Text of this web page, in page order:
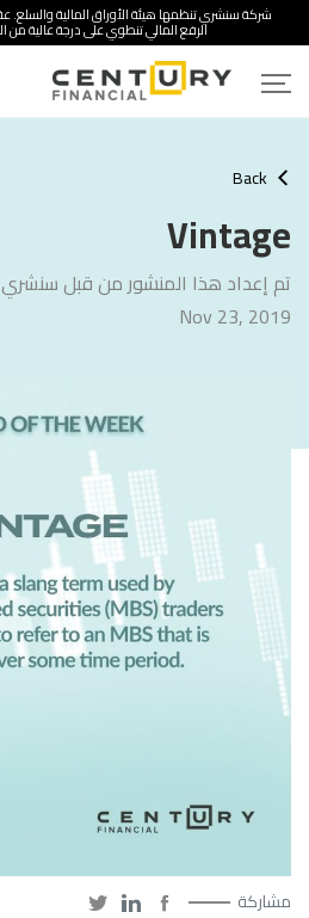
شركة سنشري تنظمها هيئة الأوراق المالية
الرفع المالي تنطوي على درجة عالية من
Back
Vintage
تم إعداد هذا المنشور من قبل سنشري
Nov 23, 2019
مشاركة